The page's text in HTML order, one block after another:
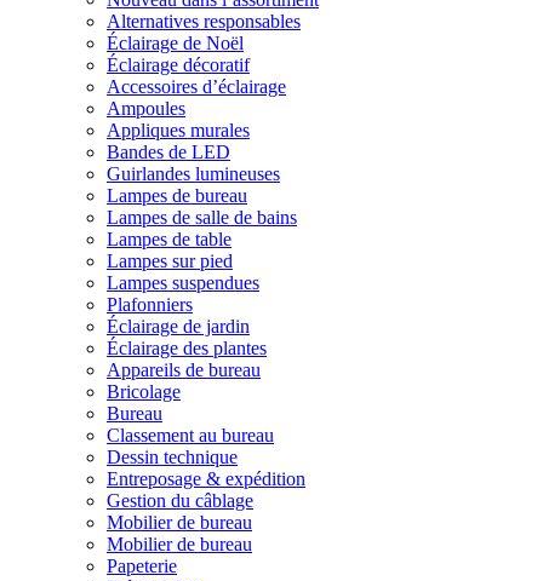
Alternatives responsables
Éclairage de Noël
Éclairage décoratif
Accessoires d’éclairage
Ampoules
Appliques murales
Bandes de LED
Guirlandes lumineuses
Lampes de bureau
Lampes de salle de bains
Lampes de table
Lampes sur pied
Lampes suspendues
Plafonniers
Éclairage de jardin
Éclairage des plantes
Appareils de bureau
Bricolage
Bureau
Classement au bureau
Dessin technique
Entreposage & expédition
Gestion du câblage
Mobilier de bureau
Mobilier de bureau
Papeterie